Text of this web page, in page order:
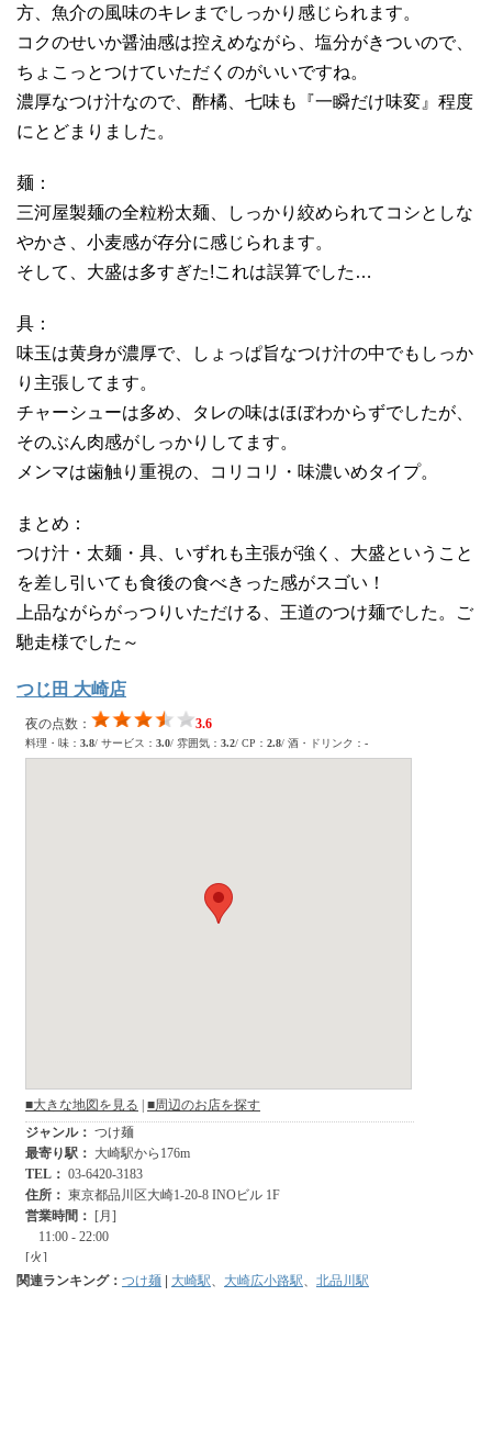
方、魚介の風味のキレまでしっかり感じられます。
コクのせいか醤油感は控えめながら、塩分がきついので、
ちょこっとつけていただくのがいいですね。
濃厚なつけ汁なので、酢橘、七味も『一瞬だけ味変』程度
にとどまりました。
麺：
三河屋製麺の全粒粉太麺、しっかり絞められてコシとしな
やかさ、小麦感が存分に感じられます。
そして、大盛は多すぎた!これは誤算でした…
具：
味玉は黄身が濃厚で、しょっぱ旨なつけ汁の中でもしっか
り主張してます。
チャーシューは多め、タレの味はほぼわからずでしたが、
そのぶん肉感がしっかりしてます。
メンマは歯触り重視の、コリコリ・味濃いめタイプ。
まとめ：
つけ汁・太麺・具、いずれも主張が強く、大盛ということ
を差し引いても食後の食べきった感がスゴい！
上品ながらがっつりいただける、王道のつけ麺でした。ご
馳走様でした～
つじ田 大崎店
関連ランキング： つけ麺 大崎駅、 大崎広小路駅、 北品川駅